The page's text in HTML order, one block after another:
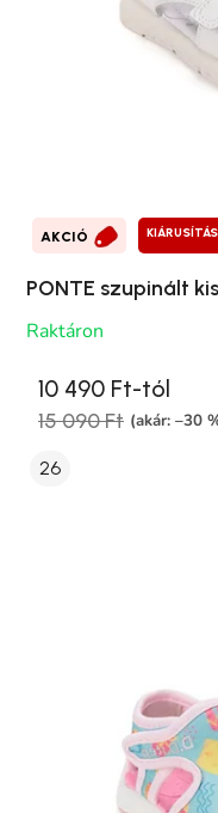
AKCIÓ KIÁRUSÍTÁS
PONTE szupinált
Raktáron
10 490 Ft-tól
15 090 Ft (akár: –30
26